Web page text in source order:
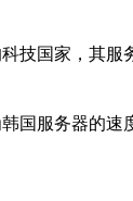
技国家，其
国服务器的速